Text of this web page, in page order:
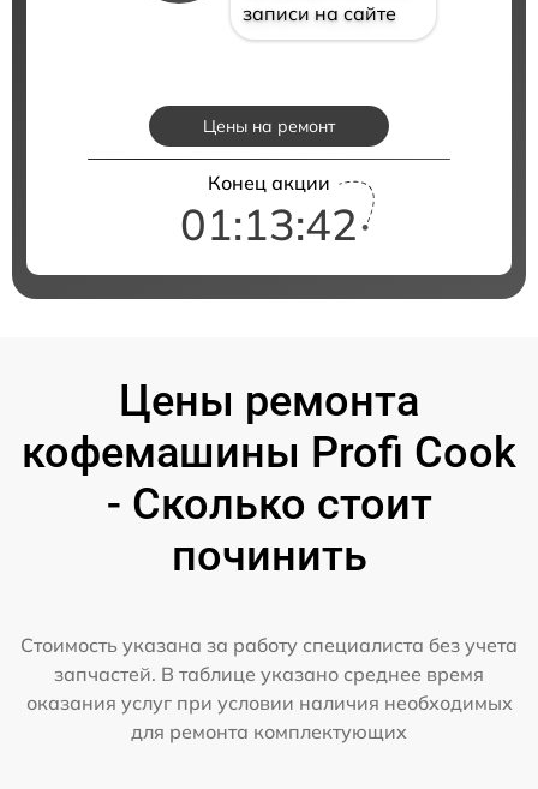
записи на сайте
Цены на ремонт
Конец акции
01:13:41
Цены ремонта
кофемашины Profi Cook
- Сколько стоит
починить
Стоимость указана за работу специалиста без учета
запчастей. В таблице указано среднее время
оказания услуг при условии наличия необходимых
для ремонта комплектующих